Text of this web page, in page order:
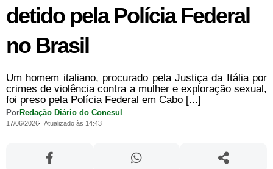
detido pela Polícia Federal
no Brasil
Um homem italiano, procurado pela Justiça da Itália por
crimes de violência contra a mulher e exploração sexual,
foi preso pela Polícia Federal em Cabo [...]
PorRedação Diário do Conesul
17/06/2026 Atualizado às 14:43